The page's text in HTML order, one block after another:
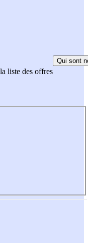
liste des offres
Qui sont